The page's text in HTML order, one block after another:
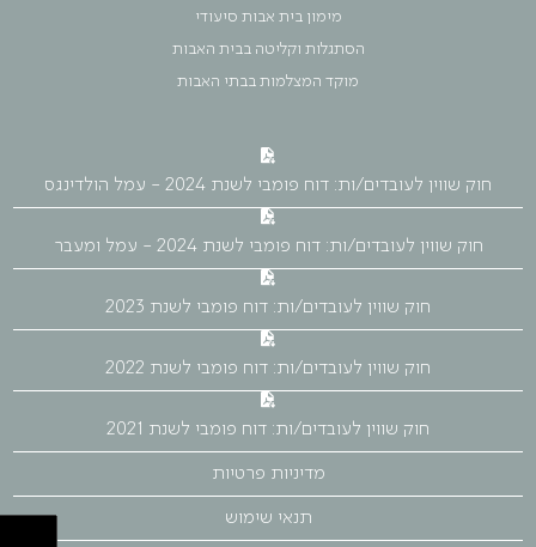
מימון בית אבות סיעודי
הסתגלות וקליטה בבית האבות
מוקד המצלמות בבתי האבות
חוק שווין לעובדים/ות: דוח פומבי לשנת 2024 - עמל הולדינגס
חוק שווין לעובדים/ות: דוח פומבי לשנת 2024 - עמל ומעבר
חוק שווין לעובדים/ות: דוח פומבי לשנת 2023
חוק שווין לעובדים/ות: דוח פומבי לשנת 2022
חוק שווין לעובדים/ות: דוח פומבי לשנת 2021
מדיניות פרטיות
תנאי שימוש